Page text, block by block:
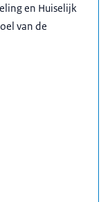
en Huiselijk
van de